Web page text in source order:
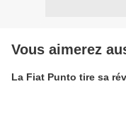
Vous aimerez
La Fiat Punto tire sa